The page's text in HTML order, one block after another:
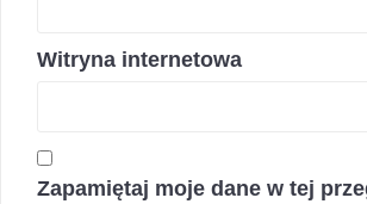
Witryna internetowa
Zapamiętaj moje dane w tej